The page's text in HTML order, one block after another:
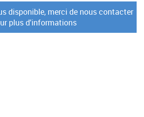
disponible, merci de nous contacter
plus d'informations